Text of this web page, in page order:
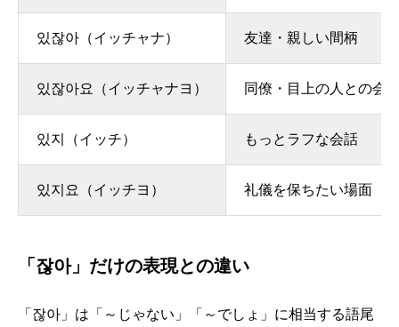
있잖아（イッチャナ） 友達・親しい間柄
있잖아요（イッチャナヨ） 同僚・目上の人との会
있지（イッチ） もっとラフな会話
있지요（イッチヨ） 礼儀を保ちたい場面
「잖아」だけの表現との違い
「잖아」は「～じゃない」「～でしょ」に相当する語尾